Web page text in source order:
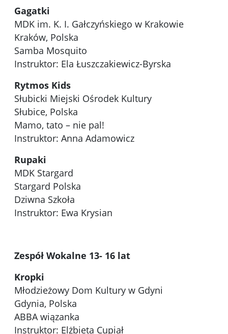
Gagatki
MDK im. K. I. Gałczyńskiego w Krakowie
Kraków, Polska
Samba Mosquito
Instruktor: Ela Łuszczakiewicz-Byrska
Rytmos Kids
Słubicki Miejski Ośrodek Kultury
Słubice, Polska
Mamo, tato – nie pal!
Instruktor: Anna Adamowicz
Rupaki
MDK Stargard
Stargard Polska
Dziwna Szkoła
Instruktor: Ewa Krysian
Zespół Wokalne 13- 16 lat
Kropki
Młodzieżowy Dom Kultury w Gdyni
Gdynia, Polska
ABBA wiązanka
Instruktor: Elżbieta Cupiał